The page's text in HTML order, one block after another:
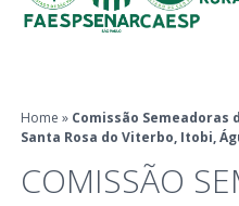
Home » Comissão Semeadoras
Santa Rosa do Viterbo, Itobi,
COMISSÃO